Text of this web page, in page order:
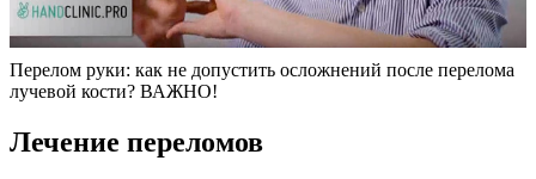
Перелом руки: как не допустить осложнений после перелома
лучевой кости? ВАЖНО!
Лечение переломов